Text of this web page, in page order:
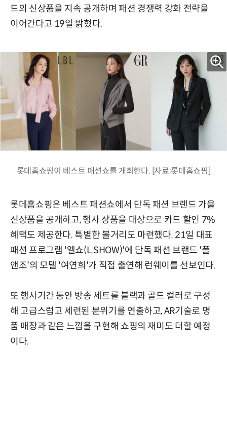
드의 신상품을 지속 공개하며 패션 경쟁력 강화 전략을
이어간다고 19일 밝혔다.
롯데홈쇼핑이 베스트 패션쇼를 개최한다. [자료:롯데홈쇼핑]
롯데홈쇼핑은 베스트 패션쇼에서 단독 패션 브랜드 가을
신상품을 공개하고, 행사 상품을 대상으로 카드 할인 7%
혜택도 제공한다. 특별한 볼거리도 마련했다. 21일 대표
패션 프로그램 '엘쇼(L.SHOW)'에 단독 패션 브랜드 '폴
앤조'의 모델 '여연희'가 직접 출연해 런웨이를 선보인다.
또 행사기간 동안 방송 세트를 블랙과 골드 컬러로 구성
해 고급스럽고 세련된 분위기를 연출하고, AR기술로 명
품 매장과 같은 느낌을 구현해 쇼핑의 재미도 더할 예정
이다.